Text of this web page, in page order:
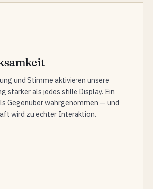
und Stimme aktivieren unsere
stärker als jedes stille Display. Ein
Gegenüber wahrgenommen — und
wird zu echter Interaktion.